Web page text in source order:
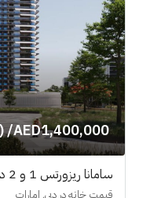
AED1,400,000/ (53.2 میلیارد تومان)
سامانا ریزورتس 1 و 2 در دبی پروداکشن سیتی
قیمت خانه در دبی, امارات